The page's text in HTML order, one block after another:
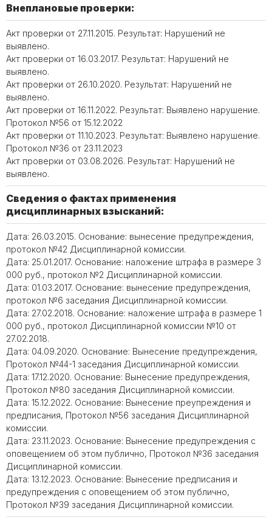
Внеплановые проверки:
Акт проверки от 27.11.2015. Результат: Нарушений не
выявлено.
Акт проверки от 16.03.2017. Результат: Нарушений не
выявлено.
Акт проверки от 26.10.2020. Результат: Нарушений не
выявлено.
Акт проверки от 16.11.2022. Результат: Выявлено нарушение.
Протокол №56 от 15.12.2022
Акт проверки от 11.10.2023. Результат: Выявлено нарушение.
Протокол №36 от 23.11.2023
Акт проверки от 03.08.2026. Результат: Нарушений не
выявлено.
Сведения о фактах применения
дисциплинарных взысканий:
Дата: 26.03.2015. Основание: вынесение предупреждения,
протокол №42 Дисциплинарной комиссии.
Дата: 25.01.2017. Основание: наложение штрафа в размере 3
000 руб., протокол №2 Дисциплинарной комиссии.
Дата: 01.03.2017. Основание: вынесение предупреждения,
протокол №6 заседания Дисциплинарной комиссии.
Дата: 27.02.2018. Основание: наложение штрафа в размере 1
000 руб., протокол Дисциплинарной комиссии №10 от
27.02.2018.
Дата: 04.09.2020. Основание: Вынесение предупреждения,
Протокол №44-1 заседания Дисциплинарной комиссии.
Дата: 17.12.2020. Основание: Вынесение предупреждения,
Протокол №80 заседания Дисциплинарной комиссии.
Дата: 15.12.2022. Основание: Вынесение преупреждения и
предписания, Протокол №56 заседания Дисциплинарной
комиссии.
Дата: 23.11.2023. Основание: Вынесение предупреждения с
оповещением об этом публично, Протокол №36 заседания
Дисциплинарной комиссии.
Дата: 13.12.2023. Основание: Вынесение предписания и
предупреждения с оповещением об этом публично,
Протокол №39 заседания Дисциплинарной комиссии.